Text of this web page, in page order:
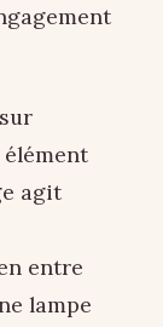
agit
entre
lampe